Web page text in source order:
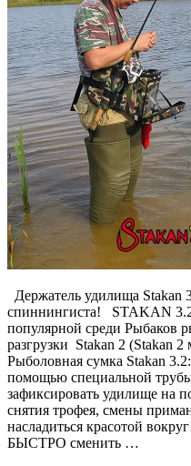
Держатель удилища Stakan
спиннингиста! STAKAN
популярной среди Рыбаков
разгрузки Stakan 2 (Stakan
Рыболовная сумка
помощью специальной
зафиксировать удилище на
снятия трофея, смены
насладиться красотой
БЫСТРО сменить …